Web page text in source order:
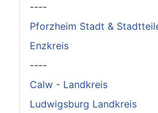
----
Pforzheim Stadt &
Enzkreis
----
Calw - Landkreis
Ludwigsburg Landkreis